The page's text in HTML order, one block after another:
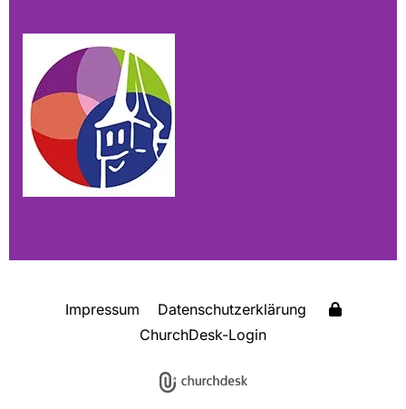
Impressum
Datenschutzerklärung
ChurchDesk-Login